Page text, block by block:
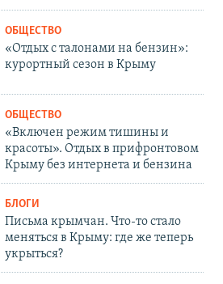
ОБЩЕСТВО
«Отдых с талонами на бензин»:
курортный сезон в Крыму
ОБЩЕСТВО
«Включен режим тишины и
красоты». Отдых в прифронтовом
Крыму без интернета и бензина
БЛОГИ
Письма крымчан. Что-то стало
меняться в Крыму: где же теперь
укрыться?